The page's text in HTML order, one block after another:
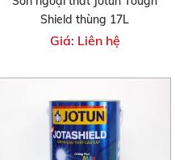
Shield thùng 17L
Giá: Liên hệ